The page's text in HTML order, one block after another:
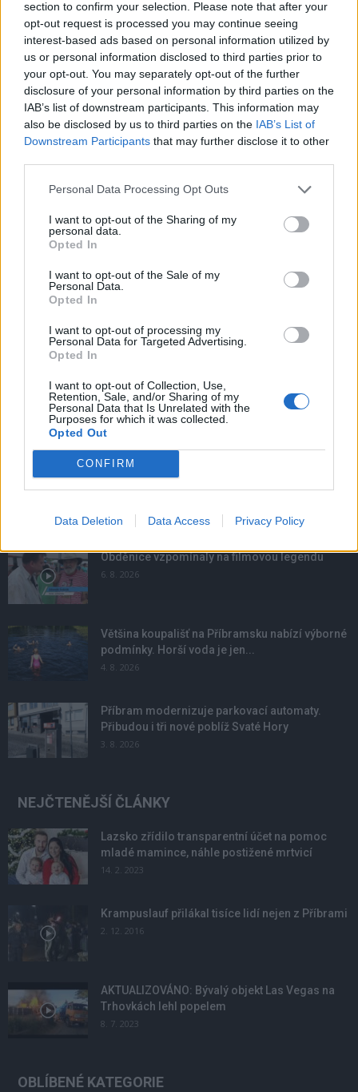
section to confirm your selection. Please note that after your
opt-out request is processed you may continue seeing
interest-based ads based on personal information utilized by
us or personal information disclosed to third parties prior to
your opt-out. You may separately opt-out of the further
disclosure of your personal information by third parties on the
IAB’s list of downstream participants. This information may
also be disclosed by us to third parties on the IAB’s List of
Downstream Participants that may further disclose it to other
Personal Data Processing Opt Outs
I want to opt-out of the Sharing of my
personal data.
Opted In
I want to opt-out of the Sale of my
Personal Data.
Opted In
I want to opt-out of processing my
Personal Data for Targeted Advertising.
Opted In
I want to opt-out of Collection, Use,
Retention, Sale, and/or Sharing of my
Personal Data that Is Unrelated with the
Purposes for which it was collected.
Opted Out
CONFIRM
Data Deletion Data Access Privacy Policy
Kultura
Rovnováha života. Vernisáž nabídne
i hudební a básnický program
Dobříšsko
Festival hudby na zámku Dobříš sází na
jedinečnou atmosféru. Klasiku propojí
s dalšími žánry i rodinným programem
Fesťáczek Presents poprvé míří do
Lesního divadla Skalka. Nabídne hudbu,
NOVINKY
Obděnice vzpomínaly na filmovou legendu
6. 8. 2026
Většina koupališť na Příbramsku nabízí výborné
podmínky. Horší voda je jen...
4. 8. 2026
Příbram modernizuje parkovací automaty.
Přibudou i tři nové poblíž Svaté Hory
3. 8. 2026
NEJČTENĚJŠÍ ČLÁNKY
Lazsko zřídilo transparentní účet na pomoc
mladé mamince, náhle postižené mrtvicí
14. 2. 2023
Krampuslauf přilákal tisíce lidí nejen z Příbrami
2. 12. 2016
AKTUALIZOVÁNO: Bývalý objekt Las Vegas na
Trhovkách lehl popelem
8. 7. 2023
OBLÍBENÉ KATEGORIE